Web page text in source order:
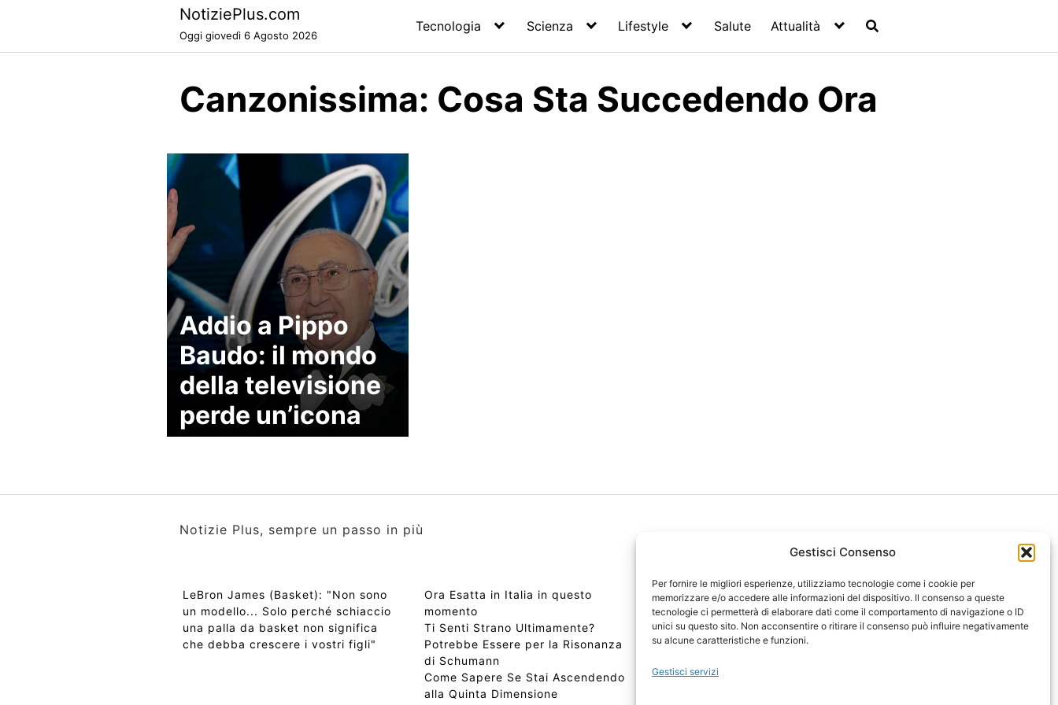
Gestisci Consenso
Per fornire le migliori esperienze, utilizziamo tecnologie come i cookie per
memorizzare e/o accedere alle informazioni del dispositivo. Il consenso a queste
tecnologie ci permetterà di elaborare dati come il comportamento di navigazione o ID
unici su questo sito. Non acconsentire o ritirare il consenso può influire negativamente
su alcune caratteristiche e funzioni.
Gestisci servizi
NotiziePlus.com
Oggi giovedì 6 Agosto 2026
Tecnologia Scienza Lifestyle Salute Attualità
Canzonissima: Cosa Sta Succedendo Ora
Addio a Pippo
Baudo: il mondo
della televisione
perde un’icona
Notizie Plus, sempre un passo in più
LeBron James (Basket): "Non sono
un modello... Solo perché schiaccio
una palla da basket non significa
che debba crescere i vostri figli"
Ora Esatta in Italia in questo
momento
Ti Senti Strano Ultimamente?
Potrebbe Essere per la Risonanza
di Schumann
Come Sapere Se Stai Ascendendo
alla Quinta Dimensione
Copyright 2026 NotiziePlus.com
Edizioni Web4Star
Chi Siamo: Redazione
📰 Contenuto Umano Verificato
Sitemap-